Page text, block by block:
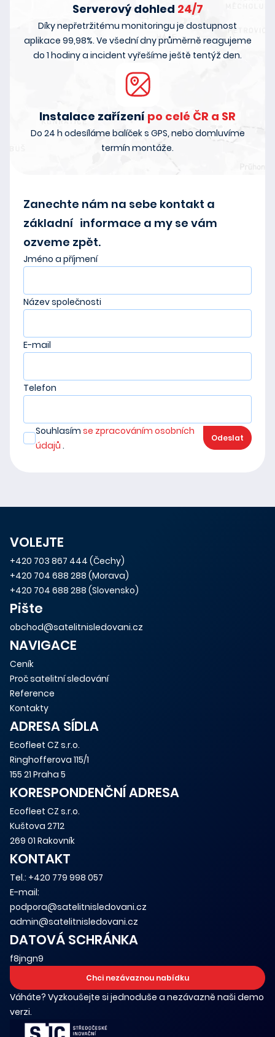
Serverový dohled 24/7
Díky nepřetržitému monitoringu je dostupnost
aplikace 99,98%. Ve všední dny průměrně reagujeme
do 1 hodiny a incident vyřešíme ještě tentýž den.
Instalace zařízení po celé ČR a SR
Do 24 h odesíláme balíček s GPS, nebo domluvíme
termín montáže.
Zanechte nám na sebe kontakt a
základní informace a my se vám
ozveme zpět.
Jméno a příjmení
Název společnosti
E-mail
Telefon
Souhlasímse zpracováním osobních
údajů.
Odeslat
VOLEJTE
+420 703 867 444 (Čechy)
+420 704 688 288 (Morava)
+420 704 688 288 (Slovensko)
Pište
obchod@satelitnisledovani.cz
NAVIGACE
Ceník
Proč satelitní sledování
Reference
Kontakty
ADRESA SÍDLA
Ecofleet CZ s.r.o.
Ringhofferova 115/1
155 21 Praha 5
KORESPONDENČNÍ ADRESA
Ecofleet CZ s.r.o.
Kuštova 2712
269 01 Rakovník
KONTAKT
Tel.: +420 779 998 057
E-mail:
podpora@satelitnisledovani.cz
admin@satelitnisledovani.cz
DATOVÁ SCHRÁNKA
f8jngn9
Chci nezávaznou nabídku
Váháte? Vyzkoušejte si jednoduše a nezávazně naši demo
verzi.